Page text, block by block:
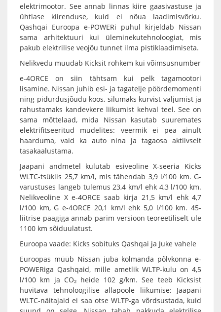
elektrimootor. See annab linnas kiire gaasivastuse ja
ühtlase kiirenduse, kuid ei nõua laadimisvõrku.
Qashqai Euroopa e-POWERi puhul kirjeldab Nissan
sama arhitektuuri kui üleminekutehnoloogiat, mis
pakub elektrilise veojõu tunnet ilma pistiklaadimiseta.
Nelikvedu muudab Kicksit rohkem kui võimsusnumber
e-4ORCE on siin tähtsam kui pelk tagamootori
lisamine. Nissan juhib esi- ja tagatelje pöördemomenti
ning pidurdusjõudu koos, silumaks kurvist väljumist ja
rahustamaks kandevkere liikumist kehval teel. See on
sama mõttelaad, mida Nissan kasutab suuremates
elektrifitseeritud mudelites: veermik ei pea ainult
haarduma, vaid ka auto nina ja tagaosa aktiivselt
tasakaalustama.
Jaapani andmetel kulutab esiveoline X-seeria Kicks
WLTC-tsüklis 25,7 km/l, mis tähendab 3,9 l/100 km. G-
varustuses langeb tulemus 23,4 km/l ehk 4,3 l/100 km.
Nelikveoline X e-4ORCE saab kirja 21,5 km/l ehk 4,7
l/100 km, G e-4ORCE 20,1 km/l ehk 5,0 l/100 km. 45-
liitrise paagiga annab parim versioon teoreetiliselt üle
1100 km sõiduulatust.
Euroopa vaade: Kicks sobituks Qashqai ja Juke vahele
Euroopas müüb Nissan juba kolmanda põlvkonna e-
POWERiga Qashqaid, mille ametlik WLTP-kulu on 4,5
l/100 km ja CO₂ heide 102 g/km. See teeb Kicksist
huvitava tehnoloogilise allapoole liikumise: Jaapani
WLTC-näitajaid ei saa otse WLTP-ga võrdsustada, kuid